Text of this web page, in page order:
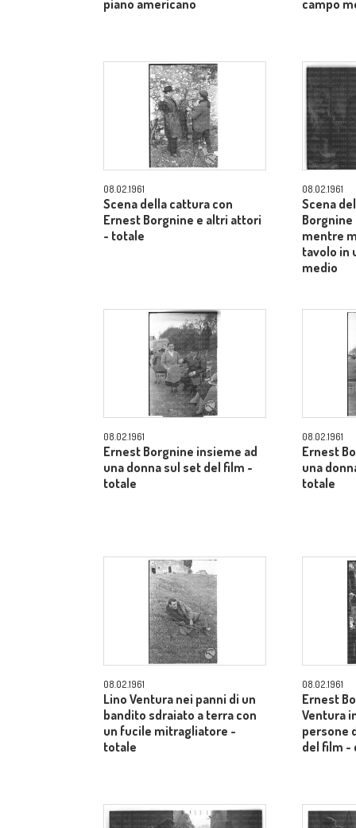
piano americano
campo
08.02.1961
Scena della cattura con
Ernest Borgnine e altri attori
- totale
08.02.1961
Scena
Borgnine
mentre
tavolo in
medio
08.02.1961
Ernest Borgnine insieme ad
una donna sul set del film -
totale
08.02.1961
Ernest
una
totale
08.02.1961
Lino Ventura nei panni di un
bandito sdraiato a terra con
un fucile mitragliatore -
totale
08.02.1961
Ernest
Ventura
persone
del film -